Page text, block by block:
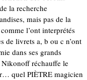
la recherche
mais pas de la
l’ont interprétés
de livrets a, b ou c n’ont
dans ses grands
Nikonoff réchauffe le
quel PIÈTRE magicien